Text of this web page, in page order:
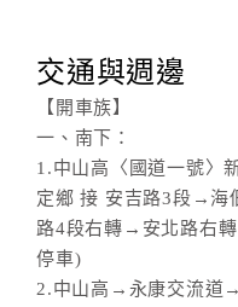
交通與週邊
【開車族】
一、南下：
1.中山高〈國道一號〉
定鄉 接 安吉路3段→
路4段右轉→安北路右
停車)
2.中山高→永康交流道